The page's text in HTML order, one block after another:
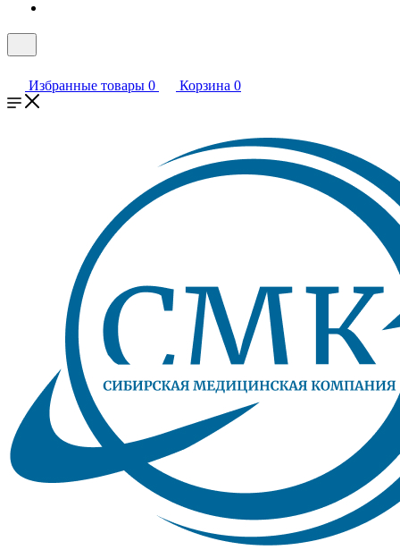
Избранные товары 0 Корзина 0